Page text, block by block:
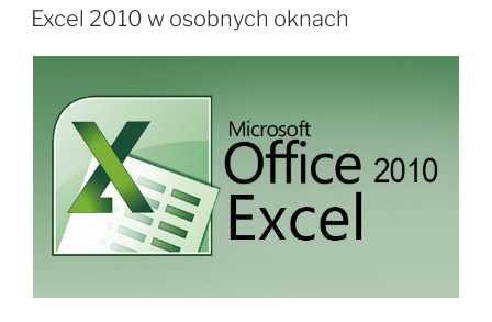
10”
W
Excel 2010 w osobnych oknach